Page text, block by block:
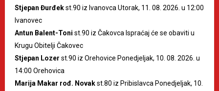
Stjepan Đurđekst.90 iz Ivanovca Utorak, 11. 08. 2026. u 12:00
Ivanovec
Antun Balent-Toni st.90 iz Čakovca Ispraćaj će se obaviti u
Krugu Obitelji Čakovec
Stjepan Lozer st.90 iz Orehovice Ponedjeljak, 10. 08. 2026. u
14:00 Orehovica
Marija Makar rođ. Novakst.80 iz Pribislavca Ponedjeljak, 10.